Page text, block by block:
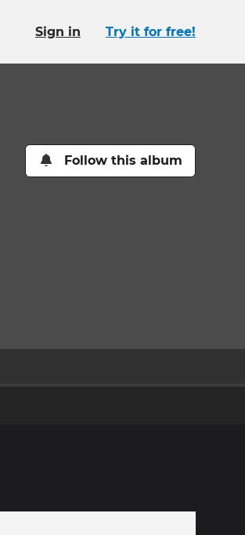
Sign in Try it for free!
Follow this album